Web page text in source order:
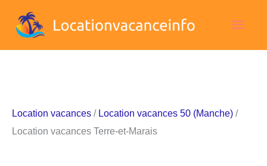
Location vacances / Location vacances 50 (Manche) /
Location vacances Terre-et-Marais